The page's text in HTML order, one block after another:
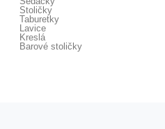
Stoličky
Taburetky
Lavice
Kreslá
Barové stoličky